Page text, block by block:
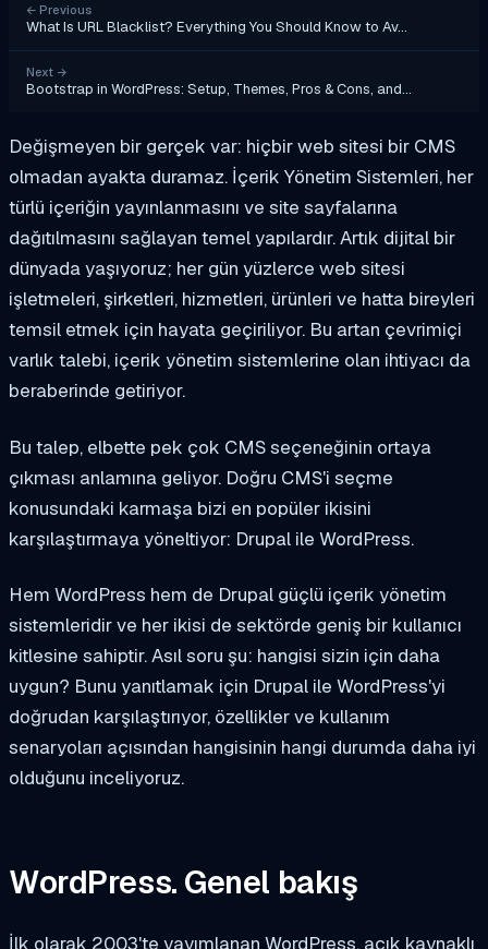
← Previous
What Is URL Blacklist? Everything You Should Know to Av…
Next →
Bootstrap in WordPress: Setup, Themes, Pros & Cons, and…
Değişmeyen bir gerçek var: hiçbir web sitesi bir CMS
olmadan ayakta duramaz. İçerik Yönetim Sistemleri, her
türlü içeriğin yayınlanmasını ve site sayfalarına
dağıtılmasını sağlayan temel yapılardır. Artık dijital bir
dünyada yaşıyoruz; her gün yüzlerce web sitesi
işletmeleri, şirketleri, hizmetleri, ürünleri ve hatta bireyleri
temsil etmek için hayata geçiriliyor. Bu artan çevrimiçi
varlık talebi, içerik yönetim sistemlerine olan ihtiyacı da
beraberinde getiriyor.
Bu talep, elbette pek çok CMS seçeneğinin ortaya
çıkması anlamına geliyor. Doğru CMS'i seçme
konusundaki karmaşa bizi en popüler ikisini
karşılaştırmaya yöneltiyor: Drupal ile WordPress.
Hem WordPress hem de Drupal güçlü içerik yönetim
sistemleridir ve her ikisi de sektörde geniş bir kullanıcı
kitlesine sahiptir. Asıl soru şu: hangisi sizin için daha
uygun? Bunu yanıtlamak için Drupal ile WordPress'yi
doğrudan karşılaştırıyor, özellikler ve kullanım
senaryoları açısından hangisinin hangi durumda daha iyi
olduğunu inceliyoruz.
WordPress. Genel bakış
İlk olarak 2003'te yayımlanan WordPress, açık kaynaklı